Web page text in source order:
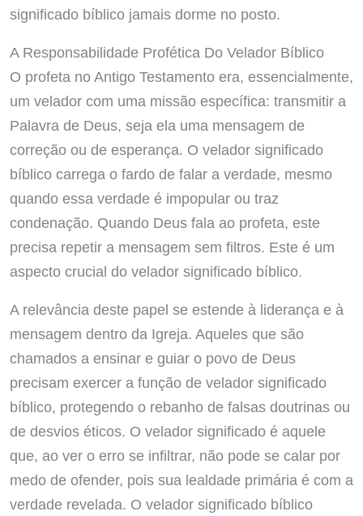
significado bíblico jamais dorme no posto.
A Responsabilidade Profética Do Velador Bíblico
O profeta no Antigo Testamento era, essencialmente,
um velador com uma missão específica: transmitir a
Palavra de Deus, seja ela uma mensagem de
correção ou de esperança. O velador significado
bíblico carrega o fardo de falar a verdade, mesmo
quando essa verdade é impopular ou traz
condenação. Quando Deus fala ao profeta, este
precisa repetir a mensagem sem filtros. Este é um
aspecto crucial do velador significado bíblico.
A relevância deste papel se estende à liderança e à
mensagem dentro da Igreja. Aqueles que são
chamados a ensinar e guiar o povo de Deus
precisam exercer a função de velador significado
bíblico, protegendo o rebanho de falsas doutrinas ou
de desvios éticos. O velador significado é aquele
que, ao ver o erro se infiltrar, não pode se calar por
medo de ofender, pois sua lealdade primária é com a
verdade revelada. O velador significado bíblico